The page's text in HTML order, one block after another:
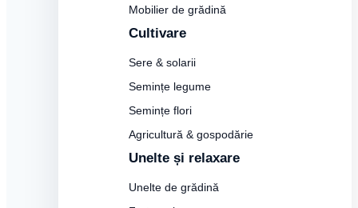
Mobilier de grădină
Cultivare
Sere & solarii
Semințe legume
Semințe flori
Agricultură & gospodărie
Unelte și relaxare
Unelte de grădină